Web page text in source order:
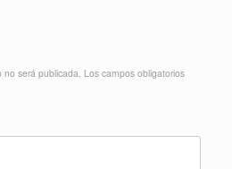
no será publicada. Los campos obligatorios